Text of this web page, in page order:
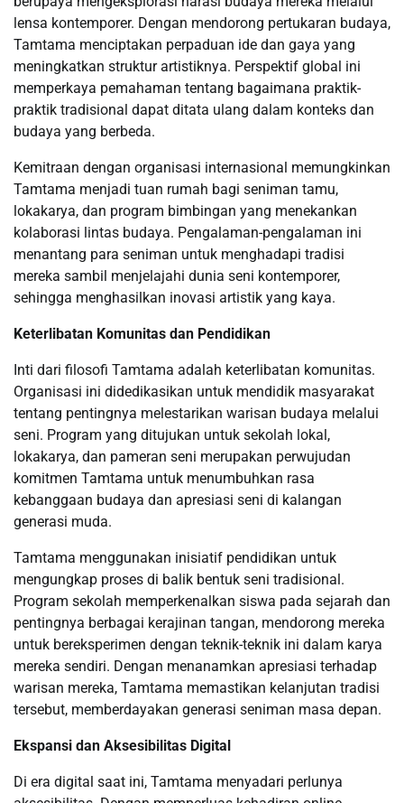
lensa kontemporer. Dengan mendorong pertukaran budaya,
Tamtama menciptakan perpaduan ide dan gaya yang
meningkatkan struktur artistiknya. Perspektif global ini
memperkaya pemahaman tentang bagaimana praktik-
praktik tradisional dapat ditata ulang dalam konteks dan
budaya yang berbeda.
Kemitraan dengan organisasi internasional memungkinkan
Tamtama menjadi tuan rumah bagi seniman tamu,
lokakarya, dan program bimbingan yang menekankan
kolaborasi lintas budaya. Pengalaman-pengalaman ini
menantang para seniman untuk menghadapi tradisi
mereka sambil menjelajahi dunia seni kontemporer,
sehingga menghasilkan inovasi artistik yang kaya.
Keterlibatan Komunitas dan Pendidikan
Inti dari filosofi Tamtama adalah keterlibatan komunitas.
Organisasi ini didedikasikan untuk mendidik masyarakat
tentang pentingnya melestarikan warisan budaya melalui
seni. Program yang ditujukan untuk sekolah lokal,
lokakarya, dan pameran seni merupakan perwujudan
komitmen Tamtama untuk menumbuhkan rasa
kebanggaan budaya dan apresiasi seni di kalangan
generasi muda.
Tamtama menggunakan inisiatif pendidikan untuk
mengungkap proses di balik bentuk seni tradisional.
Program sekolah memperkenalkan siswa pada sejarah dan
pentingnya berbagai kerajinan tangan, mendorong mereka
untuk bereksperimen dengan teknik-teknik ini dalam karya
mereka sendiri. Dengan menanamkan apresiasi terhadap
warisan mereka, Tamtama memastikan kelanjutan tradisi
tersebut, memberdayakan generasi seniman masa depan.
Ekspansi dan Aksesibilitas Digital
Di era digital saat ini, Tamtama menyadari perlunya